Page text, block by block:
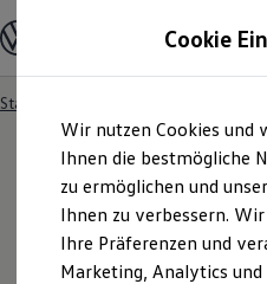
Hauptinhalt
springen
Footer
springen
Modelle und Konfigurator
Konfigurator
Modelle vergleichen
Elektroautos
ENERGY
Nutzfahrzeuge
SUV und CUV
Familienautos
Kombis
Kompaktwagen
Startseite
Cookie
Wir nutzen Cookies und
Ihnen die bestmögliche
zu ermöglichen und
Ihnen zu verbessern.
Ihre Präferenzen und
Marketing, Analytics